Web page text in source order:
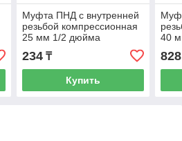
Муфта ПНД с внутренней
резьбой компрессионная
25 мм 1/2 дюйма
234₸
Купить
40
828